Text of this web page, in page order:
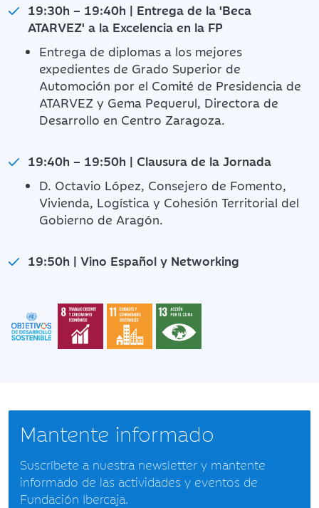
19:30h – 19:40h | Entrega de la 'Beca
ATARVEZ' a la Excelencia en la FP
Entrega de diplomas a los mejores
expedientes de Grado Superior de
Automoción por el Comité de Presidencia de
ATARVEZ y Gema Pequerul, Directora de
Desarrollo en Centro Zaragoza.
19:40h – 19:50h | Clausura de la Jornada
D. Octavio López, Consejero de Fomento,
Vivienda, Logística y Cohesión Territorial del
Gobierno de Aragón.
19:50h | Vino Español y Networking
Mantente informado
Suscríbete a nuestra newsletter y mantente
informado de las actividades y eventos de
Fundación Ibercaja.